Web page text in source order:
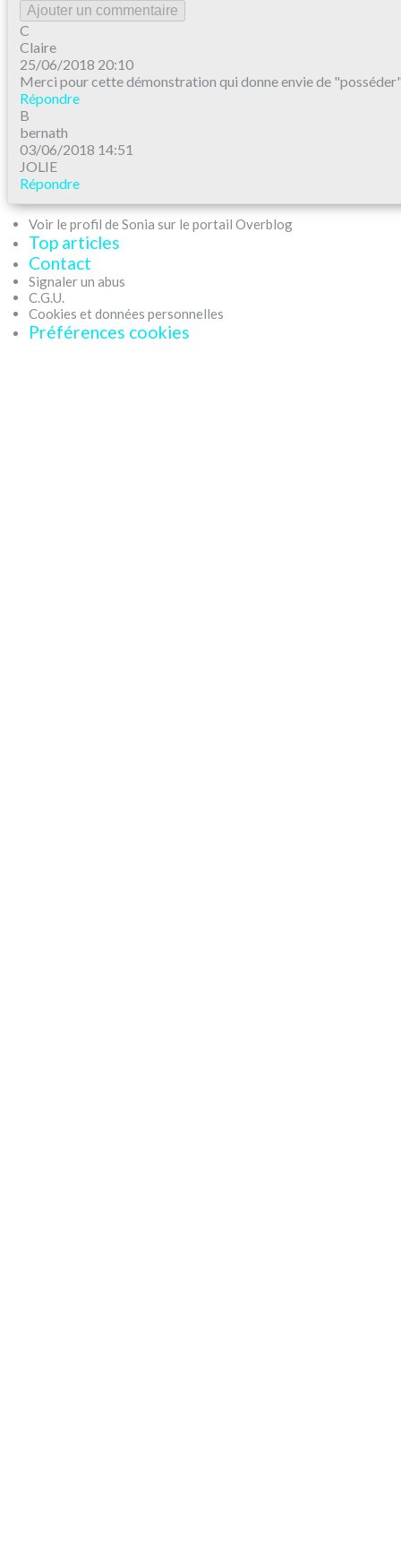
Ajouter un commentaire
C
Claire
25/06/2018 20:10
Merci pour cette démonstration qui donne envie de
Répondre
B
bernath
03/06/2018 14:51
JOLIE
Répondre
Voir le profil de Sonia sur le portail Overblog
Top articles
Contact
Signaler un abus
C.G.U.
Cookies et données personnelles
Préférences cookies